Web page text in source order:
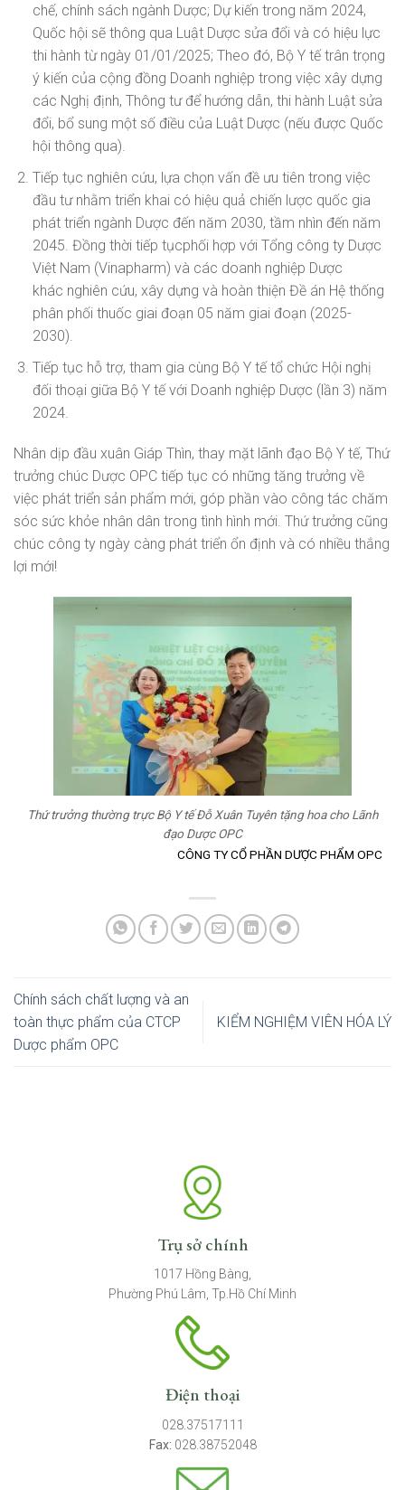
chế, chính sách ngành Dược; Dự kiến trong năm 2024,
Quốc hội sẽ thông qua Luật Dược sửa đổi và có hiệu lực
thi hành từ ngày 01/01/2025; Theo đó, Bộ Y tế trân trọng
ý kiến của cộng đồng Doanh nghiệp trong việc xây dựng
các Nghị định, Thông tư để hướng dẫn, thi hành Luật sửa
đổi, bổ sung một số điều của Luật Dược (nếu được Quốc
hội thông qua).
Tiếp tục nghiên cứu, lựa chọn vấn đề ưu tiên trong việc
đầu tư nhằm triển khai có hiệu quả chiến lược quốc gia
phát triển ngành Dược đến năm 2030, tầm nhìn đến năm
2045. Đồng thời tiếp tụcphối hợp với Tổng công ty Dược
Việt Nam (Vinapharm) và các doanh nghiệp Dược
khác nghiên cứu, xây dựng và hoàn thiện Đề án Hệ thống
phân phối thuốc giai đoạn 05 năm giai đoạn (2025-
2030).
Tiếp tục hỗ trợ, tham gia cùng Bộ Y tế tổ chức Hội nghị
đối thoại giữa Bộ Y tế với Doanh nghiệp Dược (lần 3) năm
2024.
Nhân dịp đầu xuân Giáp Thìn, thay mặt lãnh đạo Bộ Y tế, Thứ
trưởng chúc Dược OPC tiếp tục có những tăng trưởng về
việc phát triển sản phẩm mới, góp phần vào công tác chăm
sóc sức khỏe nhân dân trong tình hình mới. Thứ trưởng cũng
chúc công ty ngày càng phát triển ổn định và có nhiều thắng
lợi mới!
Thứ trưởng thường trực Bộ Y tế Đỗ Xuân Tuyên tặng hoa cho Lãnh
đạo Dược OPC
CÔNG TY CỔ PHẦN DƯỢC PHẨM OPC
Chính sách chất lượng và an
toàn thực phẩm của CTCP
Dược phẩm OPC
KIỂM NGHIỆM VIÊN HÓA LÝ
Trụ sở chính
1017 Hồng Bàng,
Phường Phú Lâm, Tp.Hồ Chí Minh
Điện thoại
028.37517111
Fax: 028.38752048